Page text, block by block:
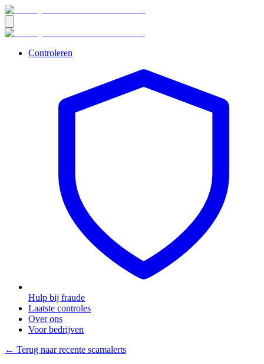
Controleren
Hulp bij fraude
Laatste controles
Over ons
Voor bedrijven
← Terug naar recente scamalerts